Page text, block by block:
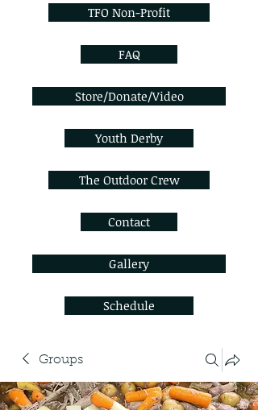
TFO Non-Profit
FAQ
Store/Donate/Video
Youth Derby
The Outdoor Crew
Contact
Gallery
Schedule
Groups